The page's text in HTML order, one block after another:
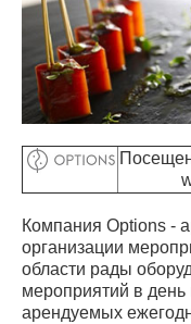
Компания Options -
организации
области рады
мероприятий в
арендуемых